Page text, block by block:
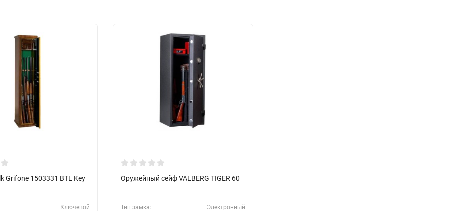
Grifone 1503331 BTL Key
Ключевой
Оружейный сейф VALBERG TIGER 60
Тип замка: Электронный